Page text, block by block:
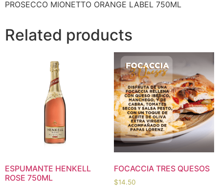
PROSECCO MIONETTO ORANGE LABEL 750ML
Related products
ESPUMANTE HENKELL
ROSE 750ML
FOCACCIA TRES QUESOS
$14.50